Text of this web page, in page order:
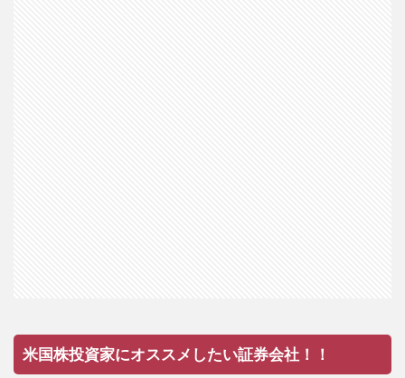
米国株投資家にオススメしたい証券会社！！